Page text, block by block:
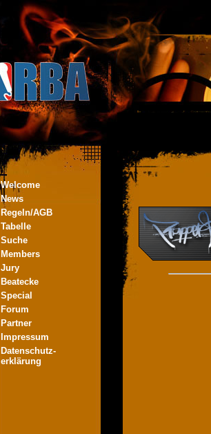
Welcome
News
Regeln/AGB
Tabelle
Suche
Members
Jury
Beatecke
Special
Forum
Partner
Impressum
Datenschutz-
erklärung